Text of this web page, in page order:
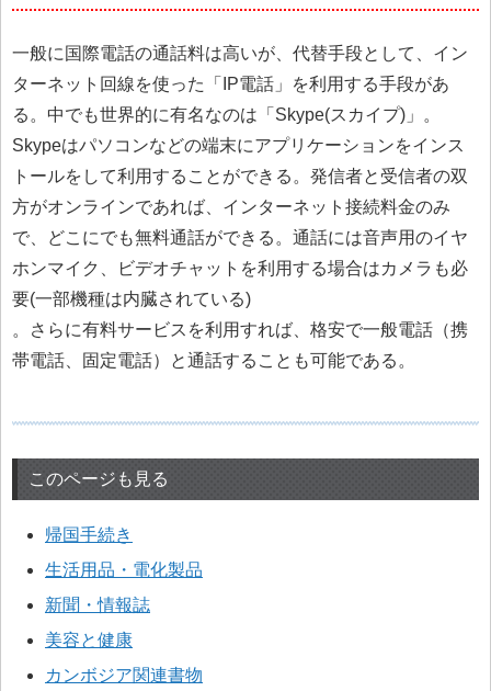
一般に国際電話の通話料は高いが、代替手段として、イン
ターネット回線を使った「IP電話」を利用する手段があ
る。中でも世界的に有名なのは「Skype(スカイプ)」。
Skypeはパソコンなどの端末にアプリケーションをインス
トールをして利用することができる。発信者と受信者の双
方がオンラインであれば、インターネット接続料金のみ
で、どこにでも無料通話ができる。通話には音声用のイヤ
ホンマイク、ビデオチャットを利用する場合はカメラも必
要(一部機種は内臓されている)
。さらに有料サービスを利用すれば、格安で一般電話（携
帯電話、固定電話）と通話することも可能である。
このページも見る
帰国手続き
生活用品・電化製品
新聞・情報誌
美容と健康
カンボジア関連書物